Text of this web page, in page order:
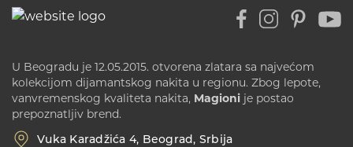
U Beogradu je 12.05.2015. otvorena zlatara sa najvećom
kolekcijom dijamantskog nakita u regionu. Zbog lepote,
vanvremenskog kvaliteta nakita, Magioni je postao
prepoznatljiv brend.
Vuka Karadžića 4, Beograd, Srbija